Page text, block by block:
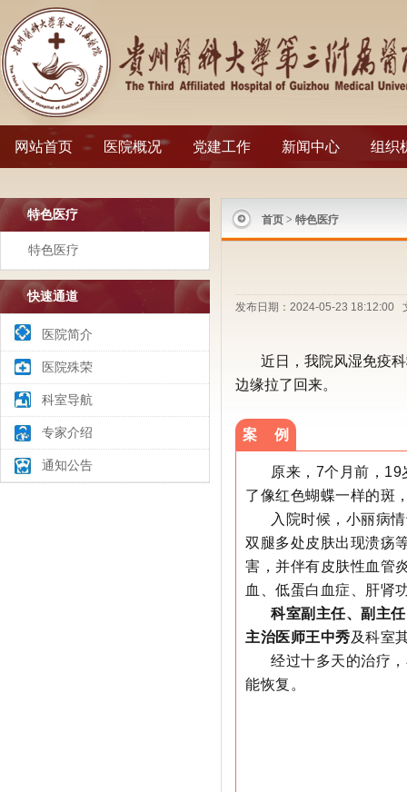
网站首页 医院概况 党建工作 新闻中心 组织
特色医疗
特色医疗
快速通道
医院简介
医院殊荣
科室导航
专家介绍
通知公告
首页 > 特色医疗
发布日期：2024-05-23 18:12:00
近日，我院风湿免疫
边缘拉了回来。
案 例
原来，7个月前，19
了像红色蝴蝶一样的斑
入院时候，小丽病
双腿多处皮肤出现溃疡
害，并伴有皮肤性血管
血、低蛋白血症、肝肾
科室副主任、副主
主治医师王中秀及科室
经过十多天的治疗
能恢复。